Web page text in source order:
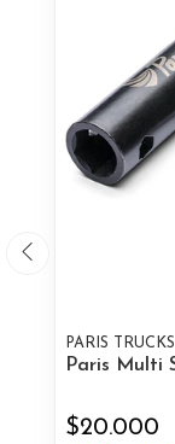
PARIS TRUCKS
Paris Multi
$20.000